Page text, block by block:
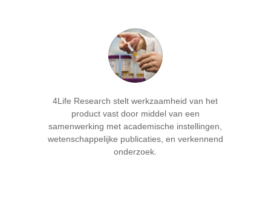
4Life Research stelt werkzaamheid van het
product vast door middel van een
samenwerking met academische instellingen,
wetenschappelijke publicaties, en verkennend
onderzoek.